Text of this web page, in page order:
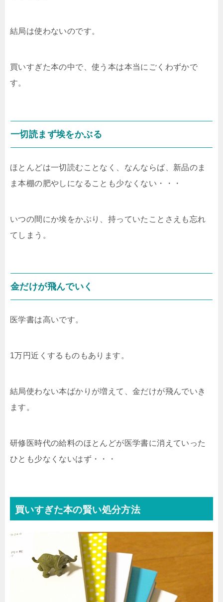
結局は使わないのです。
買いすぎた本の中で、使う本は本当にごくわずかで
す。
一切読まず埃をかぶる
ほとんどは一切読むことなく、なんならば、新品のま
ま本棚の肥やしになることも少なくない・・・
いつの間にか埃をかぶり、持っていたことさえも忘れ
てしまう。
金だけが飛んでいく
医学書は高いです。
1万円近くするものもあります。
結局使わない本ばかりが増えて、金だけが飛んでいき
ます。
研修医時代の給料のほとんどが医学書に消えていった
ひとも少なくないはず・・・
買いすぎた本の賢い処分方法